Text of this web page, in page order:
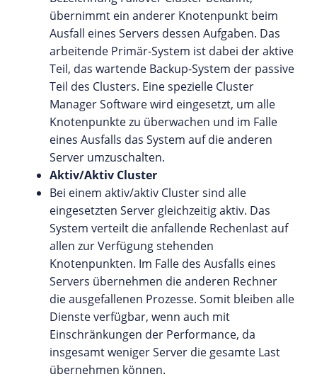
übernimmt ein anderer Knotenpunkt beim
Ausfall eines Servers dessen Aufgaben. Das
arbeitende Primär-System ist dabei der aktive
Teil, das wartende Backup-System der passive
Teil des Clusters. Eine spezielle Cluster
Manager Software wird eingesetzt, um alle
Knotenpunkte zu überwachen und im Falle
eines Ausfalls das System auf die anderen
Server umzuschalten.
Aktiv/Aktiv Cluster
Bei einem aktiv/aktiv Cluster sind alle
eingesetzten Server gleichzeitig aktiv. Das
System verteilt die anfallende Rechenlast auf
allen zur Verfügung stehenden
Knotenpunkten. Im Falle des Ausfalls eines
Servers übernehmen die anderen Rechner
die ausgefallenen Prozesse. Somit bleiben alle
Dienste verfügbar, wenn auch mit
Einschränkungen der Performance, da
insgesamt weniger Server die gesamte Last
übernehmen können.